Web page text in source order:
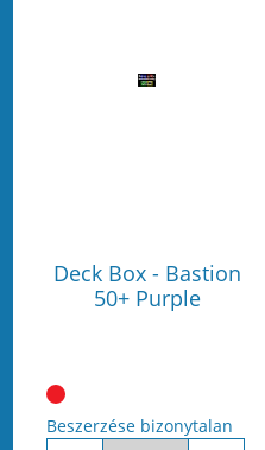
Deck Box - Bastion
50+ Purple
Beszerzése bizonytalan